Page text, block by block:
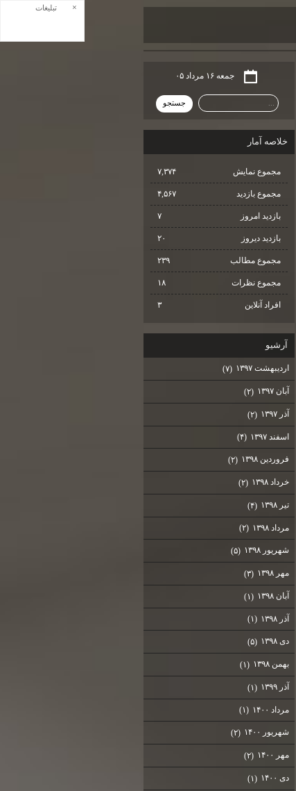
جمعه ۱۶ مرداد ۰۵
خلاصه آمار
مجموع نمایش‌ ۷,۳۷۴
مجموع بازدید ۴,۵۶۷
بازدید امروز ۷
بازدید دیروز ۲۰
مجموع مطالب ۲۳۹
مجموع نظرات ۱۸
افراد آنلاین ۳
آرشيو
اردیبهشت ۱۳۹۷ (۷)
آبان ۱۳۹۷ (۲)
آذر ۱۳۹۷ (۲)
اسفند ۱۳۹۷ (۴)
فروردین ۱۳۹۸ (۲)
خرداد ۱۳۹۸ (۲)
تیر ۱۳۹۸ (۴)
مرداد ۱۳۹۸ (۲)
شهریور ۱۳۹۸ (۵)
مهر ۱۳۹۸ (۳)
آبان ۱۳۹۸ (۱)
آذر ۱۳۹۸ (۱)
دی ۱۳۹۸ (۵)
بهمن ۱۳۹۸ (۱)
آذر ۱۳۹۹ (۱)
مرداد ۱۴۰۰ (۱)
شهریور ۱۴۰۰ (۲)
مهر ۱۴۰۰ (۲)
دی ۱۴۰۰ (۱)
تبلیغات ×